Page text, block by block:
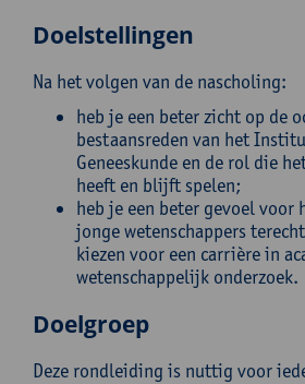
Doelstellingen
Na het volgen van de nascholing:
heb je een beter zicht op de
bestaansreden van het
Geneeskunde en de rol die
heeft en blijft spelen;
heb je een beter gevoel voor
jonge wetenschappers
kiezen voor een carrière in
wetenschappelijk onderzoek.
Doelgroep
Deze rondleiding is nuttig voor